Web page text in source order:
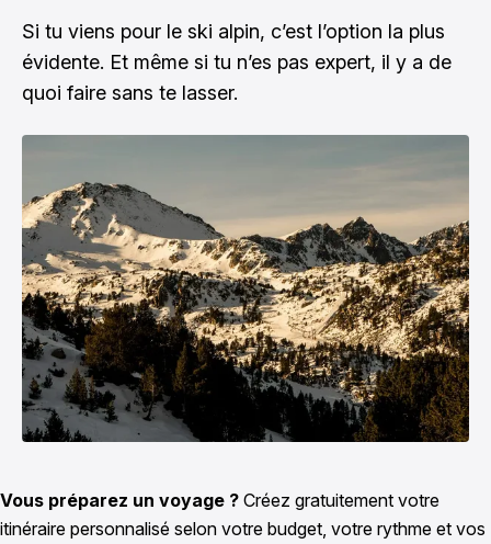
Si tu viens pour le ski alpin, c’est l’option la plus
évidente. Et même si tu n’es pas expert, il y a de
quoi faire sans te lasser.
Vous préparez un voyage ? Créez gratuitement votre
itinéraire personnalisé selon votre budget, votre rythme et vos